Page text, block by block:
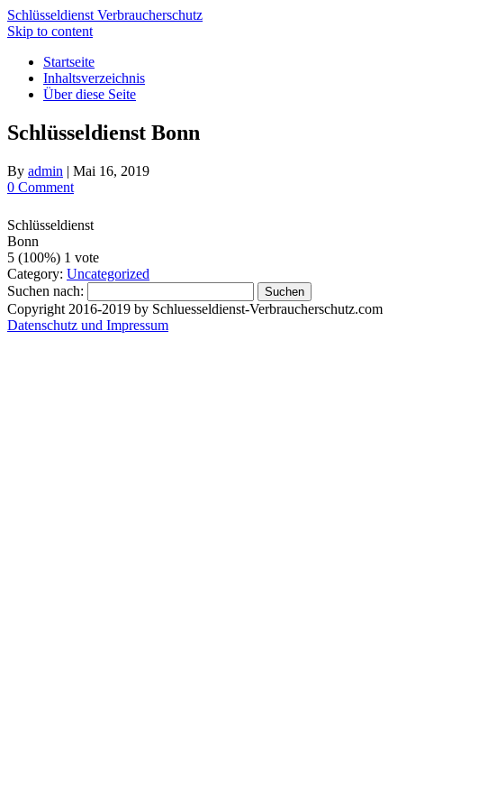
Schlüsseldienst Verbraucherschutz
Skip to content
Startseite
Inhaltsverzeichnis
Über diese Seite
Schlüsseldienst Bonn
By admin | Mai 16, 2019
0 Comment
Schlüsseldienst
Bonn
5 (100%) 1 vote
Category: Uncategorized
Suchen nach:
Copyright 2016-2019 by Schluesseldienst-Verbraucherschutz.com
Datenschutz und Impressum